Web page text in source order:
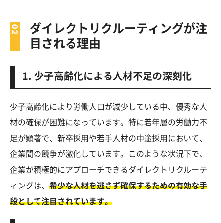
ダイレクトリクルーティングが注
目される理由
1. 少子高齢化による人材不足の深刻化
少子高齢化により労働人口が減少している中、優秀な人
材の確保が困難になっています。特に若年層の労働力不
足が顕著で、新卒採用や若手人材の中途採用において、
企業間の競争が激化しています。このような状況下で、
企業が積極的にアプローチできるダイレクトリクルーテ
ィングは、 希少な人材を逃さず確保するための有効な手
段として注目されています。